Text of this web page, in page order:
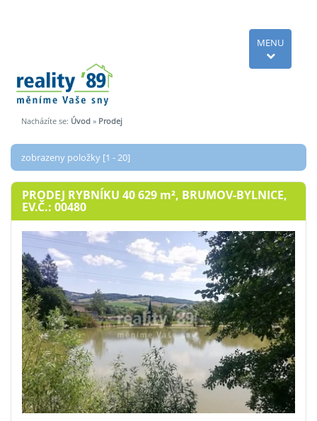
MENU
Nacházíte se: Úvod » Prodej
zobrazeny položky [1 - 20]
PRODEJ RYBNÍKU 40 629 m², BRUMOV-BYLNICE,
EV.Č.: 00480